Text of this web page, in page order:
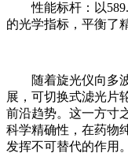
性能标杆：以
的光学指标，平衡了
随着旋光仪向多
展，可切换式滤光片
前沿趋势。这一方寸
科学精确性，在药物
发挥不可替代的作用。